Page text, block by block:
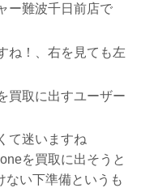
ー難波千日前店で
ね！、右を見ても左
買取に出すユーザー
て迷いますね
を買取に出そうと
ない下準備というも